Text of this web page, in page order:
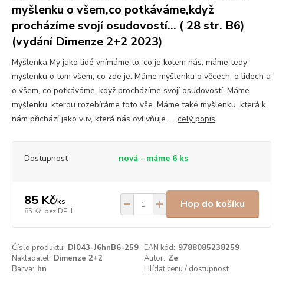
myšlenku o všem,co potkáváme,když
procházíme svojí osudovostí... ( 28 str. B6)
(vydání Dimenze 2+2 2023)
Myšlenka My jako lidé vnímáme to, co je kolem nás, máme tedy
myšlenku o tom všem, co zde je. Máme myšlenku o věcech, o lidech a
o všem, co potkáváme, když procházíme svojí osudovostí. Máme
myšlenku, kterou rozebíráme toto vše. Máme také myšlenku, která k
nám přichází jako vliv, která nás ovlivňuje. ... celý popis
Dostupnost nová - máme 6 ks
85 Kč/ks
85 Kč bez DPH
Hop do košíku
Číslo produktu: DI043-J6hnB6-259 EAN kód: 9788085238259
Nakladatel: Dimenze 2+2 Autor: Ze
Barva: hn Hlídat cenu / dostupnost